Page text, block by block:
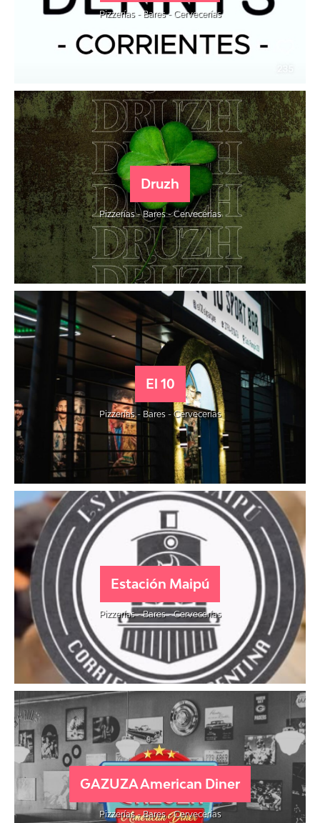
Pizzerías - Bares - Cervecerías
Druzh
Pizzerías - Bares - Cervecerías
El 10
Pizzerías - Bares - Cervecerías
Estación Maipú
Pizzerías - Bares - Cervecerías
GAZUZA American Diner
Pizzerías - Bares - Cervecerías